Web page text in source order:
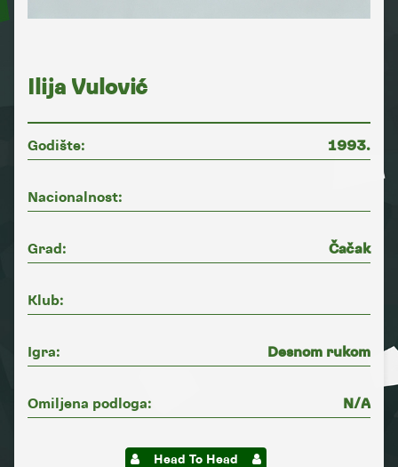
Ilija Vulović
Godište: 1993.
Nacionalnost:
Grad: Čačak
Klub:
Igra: Desnom rukom
Omiljena podloga: N/A
Head To Head